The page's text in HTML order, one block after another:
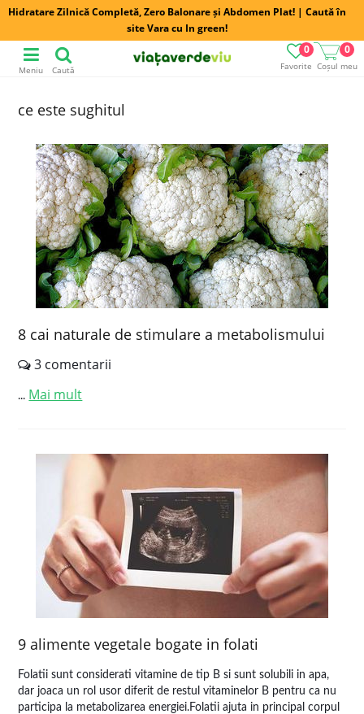
Hidratare Zilnică Completă, Zero Balonare și Abdomen Plat! | Caută în
site Vara cu In green!
Favorite
0
Coșul meu
0
Meniu Caută
ce este sughitul
8 cai naturale de stimulare a metabolismului
3 comentarii
... Mai mult
9 alimente vegetale bogate in folati
Folatii sunt considerati vitamine de tip B si sunt solubili in apa,
dar joaca un rol usor diferit de restul vitaminelor B pentru ca nu
participa la metabolizarea energiei.Folatii ajuta in principal corpul